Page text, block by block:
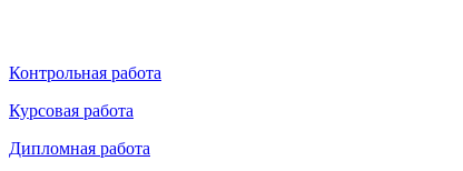
Контрольная работа
Курсовая работа
Дипломная работа